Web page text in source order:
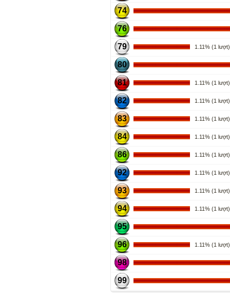
74
76
79 1.11% (1 lượt)
80
81 1.11% (1 lượt)
82 1.11% (1 lượt)
83 1.11% (1 lượt)
84 1.11% (1 lượt)
86 1.11% (1 lượt)
92 1.11% (1 lượt)
93 1.11% (1 lượt)
94 1.11% (1 lượt)
95
96 1.11% (1 lượt)
98
99